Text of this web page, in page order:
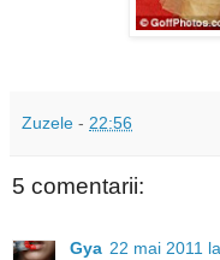
Zuzele - 22:56
5 comentarii:
Gya 22 mai 2011